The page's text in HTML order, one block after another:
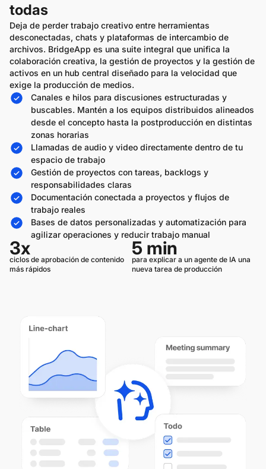
todas
Deja de perder trabajo creativo entre herramientas
desconectadas, chats y plataformas de intercambio de
archivos. BridgeApp es una suite integral que unifica la
colaboración creativa, la gestión de proyectos y la gestión de
activos en un hub central diseñado para la velocidad que
exige la producción de medios.
Canales e hilos para discusiones estructuradas y
buscables. Mantén a los equipos distribuidos alineados
desde el concepto hasta la postproducción en distintas
zonas horarias
Llamadas de audio y video directamente dentro de tu
espacio de trabajo
Gestión de proyectos con tareas, backlogs y
responsabilidades claras
Documentación conectada a proyectos y flujos de
trabajo reales
Bases de datos personalizadas y automatización para
agilizar operaciones y reducir trabajo manual
3x
ciclos de aprobación de contenido
más rápidos
5 min
para explicar a un agente de IA una
nueva tarea de producción